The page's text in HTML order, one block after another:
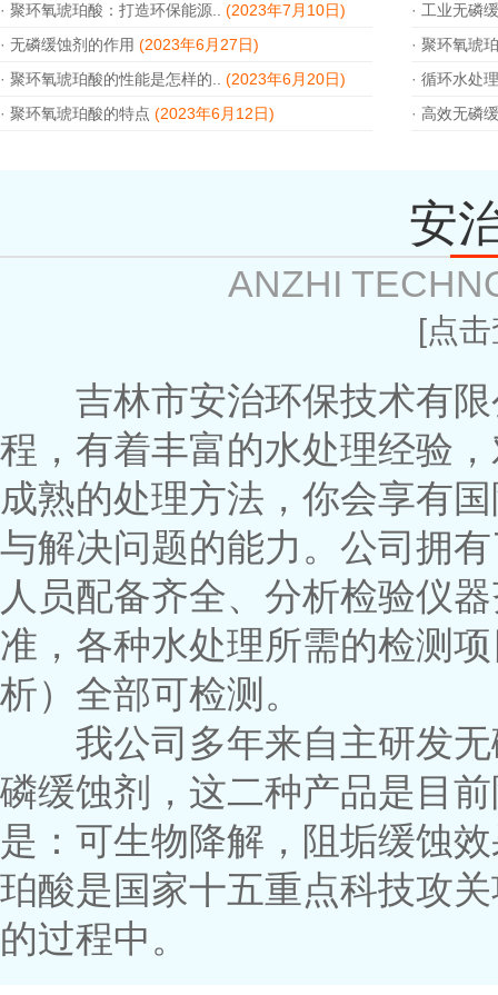
· 聚环氧琥珀酸：打造环保能源..
(2023年7月10日)
· 无磷缓蚀剂的作用 (2023年6月27日)
· 聚环氧琥珀酸的性能是怎样的..
(2023年6月20日)
· 聚环氧琥珀酸的特点 (2023年6月12日)
· 工业无磷
· 聚环氧琥
· 循环水处
· 高效无磷
安
ANZHI
[点
吉林市安治环保技术有限
程，有着丰富的水处理经验
成熟的处理方法，你会享有
与解决问题的能力。公司拥
人员配备齐全、分析检验仪
准，各种水处理所需的检测
析）全部可检测。
我公司多年来自主研发无
磷缓蚀剂，这二种产品是目
是：可生物降解，阻垢缓蚀
珀酸是国家十五重点科技攻
的过程中。